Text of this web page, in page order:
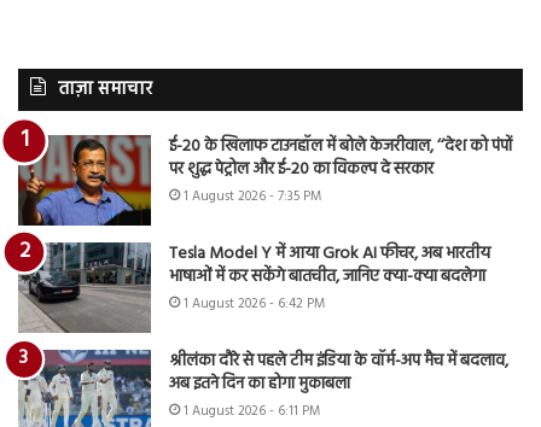
ताज़ा समाचार
ई-20 के खिलाफ टाउनहॉल में बोले केजरीवाल, ‘‘देश को पंपों
पर शुद्ध पेट्रोल और ई-20 का विकल्प दे सरकार
1 August 2026 - 7:35 PM
Tesla Model Y में आया Grok AI फीचर, अब भारतीय
भाषाओं में कर सकेंगे बातचीत, जानिए क्या-क्या बदलेगा
1 August 2026 - 6:42 PM
श्रीलंका दौरे से पहले टीम इंडिया के वॉर्म-अप मैच में बदलाव,
अब इतने दिन का होगा मुकाबला
1 August 2026 - 6:11 PM